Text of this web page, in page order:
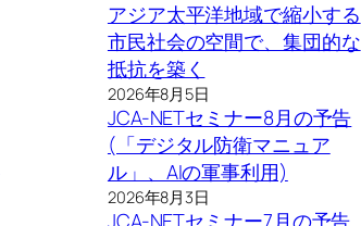
アジア太平洋地域で縮小する
市民社会の空間で、集団的な
抵抗を築く
2026年8月5日
JCA-NETセミナー8月の予告
(「デジタル防衛マニュア
ル」、AIの軍事利用)
2026年8月3日
JCA-NETセミナー7月の予告